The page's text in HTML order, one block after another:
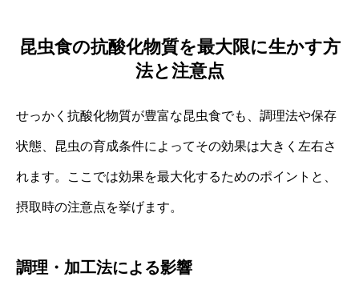
昆虫食の抗酸化物質を最大限に生かす方
法と注意点
せっかく抗酸化物質が豊富な昆虫食でも、調理法や保存
状態、昆虫の育成条件によってその効果は大きく左右さ
れます。ここでは効果を最大化するためのポイントと、
摂取時の注意点を挙げます。
調理・加工法による影響